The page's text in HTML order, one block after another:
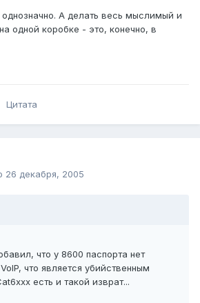
однозначно. А делать весь мыслимый и
одной коробке - это, конечно, в
Цитата
26 декабря, 2005
что у 8600 паспорта нет
что является убийственным
есть и такой изврат...